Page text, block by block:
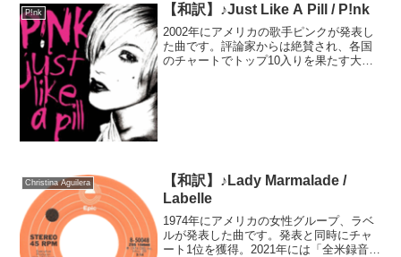
P!nk 【和訳】♪Just Like A Pill / P!nk
2002年にアメリカの歌手ピンクが発表し
た曲です。評論家からは絶賛され、各国
のチャートでトップ10入りを果たす大ヒ
Christina Aguilera
【和訳】♪Lady Marmalade /
Labelle
1974年にアメリカの女性グループ、ラベ
ルが発表した曲です。発表と同時にチャ
ート1位を獲得。2021年には「全米録音資